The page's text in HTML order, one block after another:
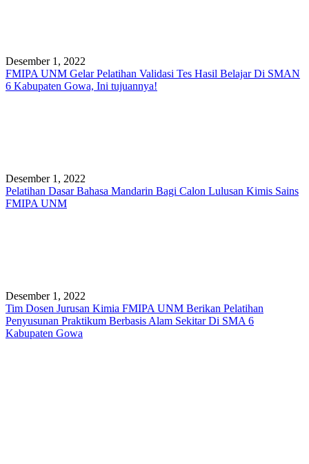
Desember 1, 2022
FMIPA UNM Gelar Pelatihan Validasi Tes Hasil Belajar Di SMAN
6 Kabupaten Gowa, Ini tujuannya!
Desember 1, 2022
Pelatihan Dasar Bahasa Mandarin Bagi Calon Lulusan Kimis Sains
FMIPA UNM
Desember 1, 2022
Tim Dosen Jurusan Kimia FMIPA UNM Berikan Pelatihan
Penyusunan Praktikum Berbasis Alam Sekitar Di SMA 6
Kabupaten Gowa